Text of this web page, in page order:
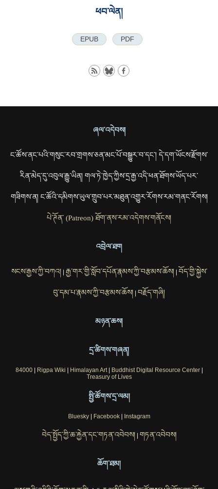
ཕབ་ལེན།
EPUB PDF
ཞལ་འདེབས།
ང་ཚོས་ནང་པའི་གསུང་རབ་གྲགས་ཅན་མང་པོ་བསྒྱུར་བ་དང་། དེ་དག་ཡོངས་རྫོགས་
རིན་མེད་དུ་འབུལ་རྒྱུ་ཡིན། གལ་ཏེ་ཁྱེད་ཀྱིས་དྲ་རྒྱ་འདི་ཕན་ཐོགས་ཡོད་པར་
གཟིགས་ན། ང་ཚོའི་དམིགས་ཡུལ་གྲུབ་པར་མཐུན་འགྱུར་རོགས་རམ་གནང་རོགས།
པེ་ཊོན་ (Patreon) ཐོག་ནས་རམ་འདེགས་གནོངས།
འབྲེལ་ཐག
སངས་རྒྱས་ཀྱི་བཀའ། རྒྱ་གར་གྱི་སློབ་དཔོན་རྣམས་ཀྱི་བརྩམས་ཆོས། བོད་གྱི་སྐྱེས་
བུ་དམ་པ་རྣམས་ཀྱི་བརྩམས་ཆོས། བརྗོད་གཞི།
མཉན་ཆས།
དྲ་ཚིགས་གཞན།
84000| Rigpa Wiki Himalayan Art| Buddhist Digital Resource Center|
Treasury of Lives
སྤྱི་ཚོགས་དྲ་ལམ།
Bluesky| Facebook| Instagram
བེད་སྤྱོད་ཀྱི་ཆ་རྐྱེན་དང་གཏན་འབེབས། གཏན་འབེབས།
ཆོག་ཐམ།